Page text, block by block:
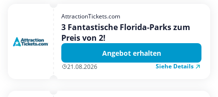
AttractionTickets.com
3 Fantastische Florida-Parks zum
Preis von 2!
Angebot erhalten
21.08.2026 Siehe Details